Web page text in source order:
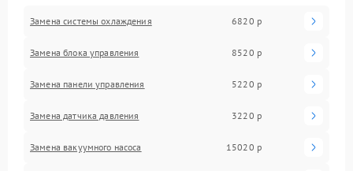
Замена системы охлаждения 6820 р
Замена блока управления 8520 р
Замена панели управления 5220 р
Замена датчика давления 3220 р
Замена вакуумного насоса 15020 р